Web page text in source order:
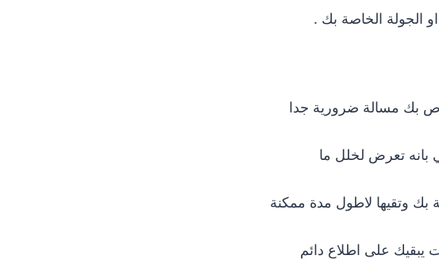
الجولة الخاصة بك .
بانه تعرض لخلل ما
وتقيها لاطول مدة ممكنة
يبقيك على اطلاع دائم